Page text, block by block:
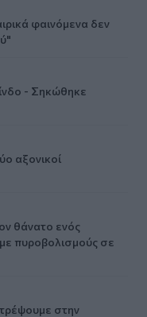
φαινόμενα δεν
- Σηκώθηκε
αξονικοί
θάνατο ενός
πυροβολισμούς σε
στην